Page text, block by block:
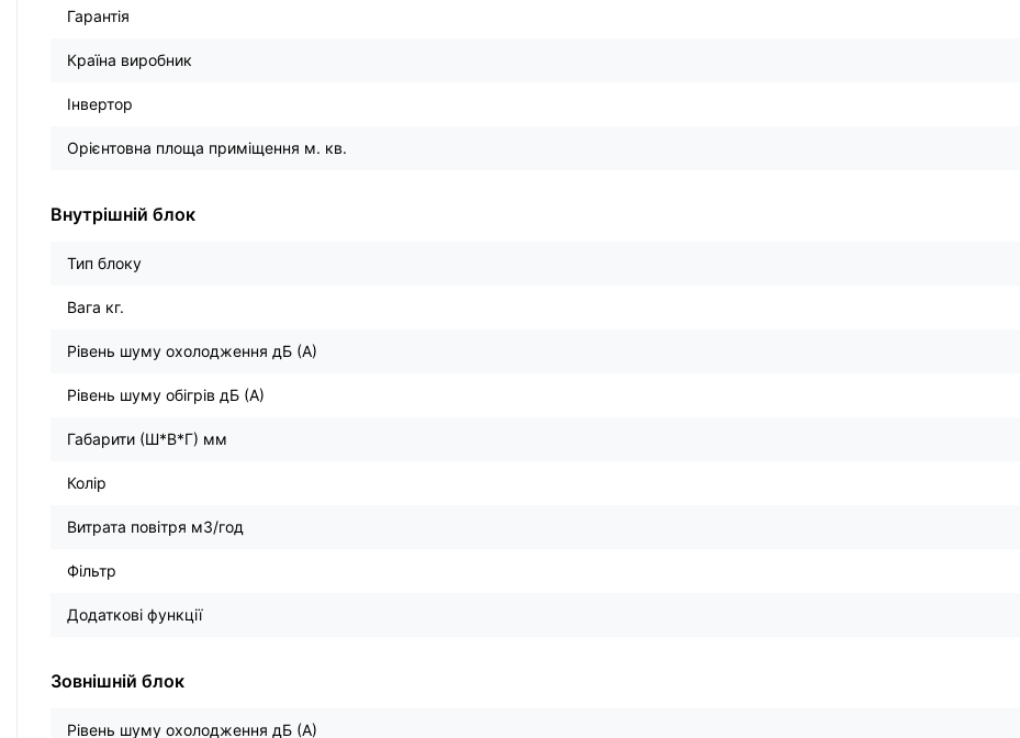
Гарантія
Країна виробник
Інвертор
Орієнтовна площа приміщення м. кв.
Внутрішній блок
Тип блоку
Вага кг.
Рівень шуму охолодження дБ (А)
Рівень шуму обігрів дБ (А)
Габарити (Ш*В*Г) мм
Колір
Витрата повітря м3/год
Фільтр
Додаткові функції
Зовнішній блок
Рівень шуму охолодження дБ (А)